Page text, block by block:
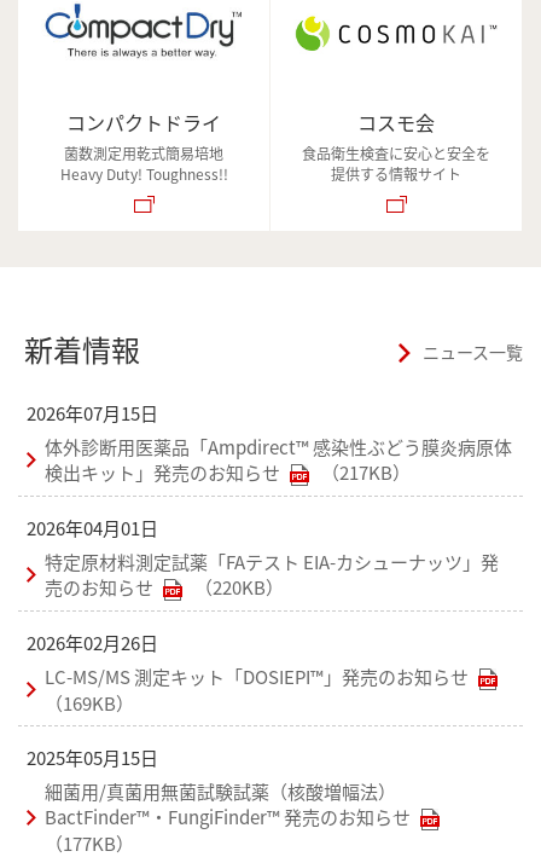
コンパクトドライ
菌数測定用乾式簡易培地
Heavy Duty! Toughness!!
コスモ会
食品衛生検査に安心と安全を
提供する情報サイト
新着情報 ニュース一覧
2026年07月15日
体外診断用医薬品「Ampdirect™ 感染性ぶどう膜炎病原体
検出キット」発売のお知らせ
（217KB）
2026年04月01日
特定原材料測定試薬「FAテスト EIA-カシューナッツ」発
売のお知らせ
（220KB）
2026年02月26日
LC-MS/MS 測定キット「DOSIEPI™」発売のお知らせ
（169KB）
2025年05月15日
細菌用/真菌用無菌試験試薬（核酸増幅法）
BactFinder™・FungiFinder™ 発売のお知らせ
（177KB）